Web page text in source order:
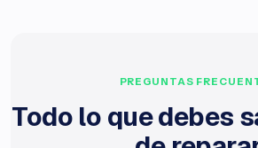
PREGUNTAS
Todo lo que debes